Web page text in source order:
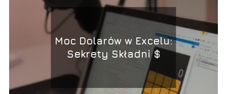
Moc Dolarów w Excelu:
Sekrety Składni $